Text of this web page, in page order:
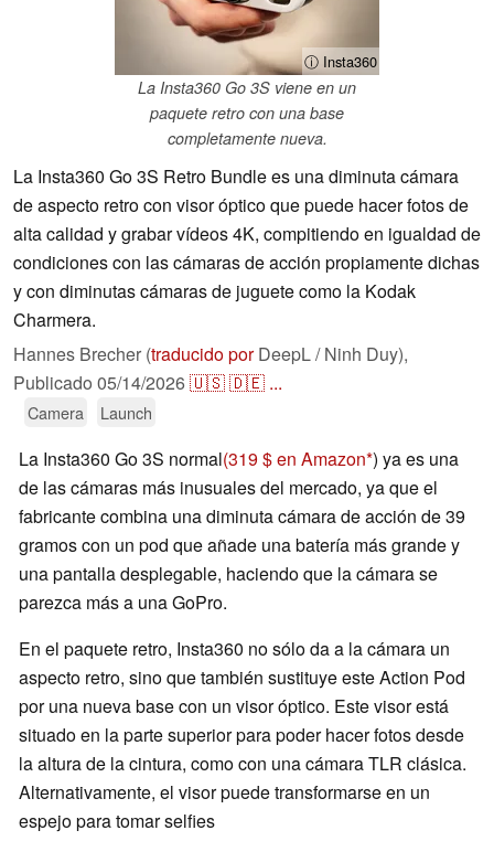
ⓘ Insta360
La Insta360 Go 3S viene en un
paquete retro con una base
completamente nueva.
La Insta360 Go 3S Retro Bundle es una diminuta cámara
de aspecto retro con visor óptico que puede hacer fotos de
alta calidad y grabar vídeos 4K, compitiendo en igualdad de
condiciones con las cámaras de acción propiamente dichas
y con diminutas cámaras de juguete como la Kodak
Charmera.
Hannes Brecher (traducido porDeepL / Ninh Duy),
Publicado 05/14/2026🇺🇸🇩🇪 ...
Camera Launch
La Insta360 Go 3S normal(319 $ en Amazon ) ya es una
de las cámaras más inusuales del mercado, ya que el
fabricante combina una diminuta cámara de acción de 39
gramos con un pod que añade una batería más grande y
una pantalla desplegable, haciendo que la cámara se
parezca más a una GoPro.
En el paquete retro, Insta360 no sólo da a la cámara un
aspecto retro, sino que también sustituye este Action Pod
por una nueva base con un visor óptico. Este visor está
situado en la parte superior para poder hacer fotos desde
la altura de la cintura, como con una cámara TLR clásica.
Alternativamente, el visor puede transformarse en un
espejo para tomar selfies